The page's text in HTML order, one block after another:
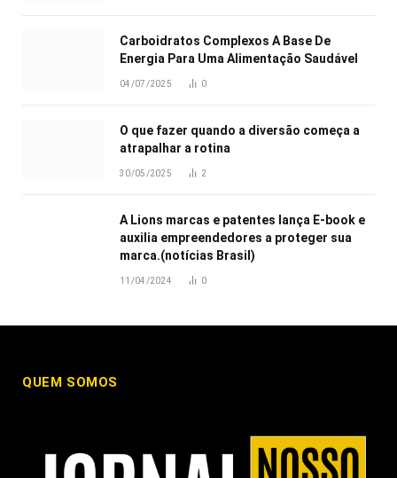
Carboidratos Complexos A Base De
Energia Para Uma Alimentação Saudável
04/07/2025 0
O que fazer quando a diversão começa a
atrapalhar a rotina
30/05/2025 2
A Lions marcas e patentes lança E-book e
auxilia empreendedores a proteger sua
marca.(notícias Brasil)
11/04/2024 0
QUEM SOMOS